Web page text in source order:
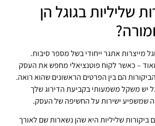
שליליות בגוגל הן
מייצרות אתגר ייחודי בשל מספר סיבות.
– כאשר לקוח פוטנציאלי מחפש את העסק
הם בין הפרטים הראשונים שהוא רואה.
יש משקל משמעותי בקביעת הדירוג שלך
שמשפיע ישירות על החשיפה של העסק.
שליליות היא שהן נשארות שם לאורך